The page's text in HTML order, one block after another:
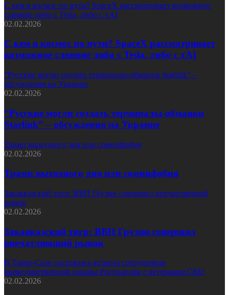
С кем в космос по пути? SpaceX рассматривает возможное
слияние либо с Tesla, либо с xAI
02.02.2026
С кем в космос по пути? SpaceX рассматривает
возможное слияние либо с Tesla, либо с xAI
“Русские могли создать терминалы-обманки Starlink” –
обсуждения на Украине
02.02.2026
“Русские могли создать терминалы-обманки
Starlink” – обсуждения на Украине
Трамп выходного дня или сомнифобия
02.02.2026
Трамп выходного дня или сомнифобия
Закавказский тигр: ВВП Грузии совершил впечатляющий
рывок
02.02.2026
Закавказский тигр: ВВП Грузии совершил
впечатляющий рывок
В Тарко-Сале состоялась встреча сотрудников
вневедомственной охраны Росгвардии с ветераном СВО
02.02.2026